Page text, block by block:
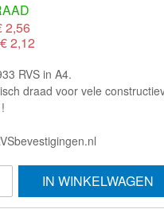
2,56
€ 2,12
RVS in A4.
draad voor vele
IN WINKELWAGEN